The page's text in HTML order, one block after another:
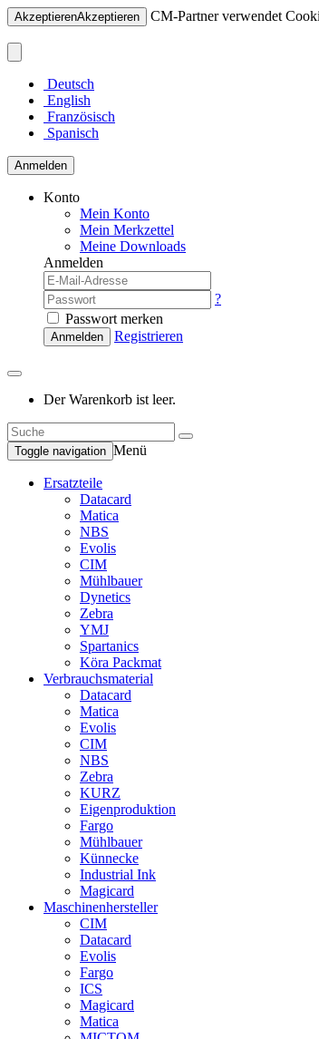
AkzeptierenAkzeptieren CM-Partner verwendet
Deutsch
English
Französisch
Spanisch
Anmelden
Konto
Mein Konto
Mein Merkzettel
Meine Downloads
Anmelden
?
Passwort merken
Anmelden Registrieren
Der Warenkorb ist leer.
Toggle navigation Menü
Ersatzteile
Datacard
Matica
NBS
Evolis
CIM
Mühlbauer
Dynetics
Zebra
YMJ
Spartanics
Köra Packmat
Verbrauchsmaterial
Datacard
Matica
Evolis
CIM
NBS
Zebra
KURZ
Eigenproduktion
Fargo
Mühlbauer
Künnecke
Industrial Ink
Magicard
Maschinenhersteller
CIM
Datacard
Evolis
Fargo
ICS
Magicard
Matica